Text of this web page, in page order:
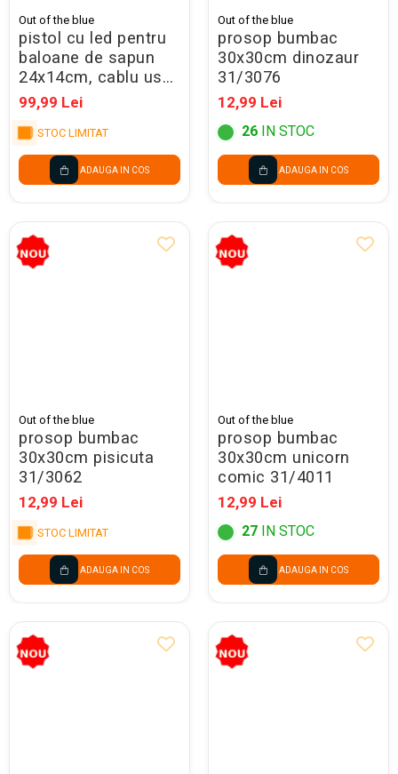
Out of the blue
pistol cu led pentru
baloane de sapun
24x14cm, cablu usb,
bazooka 36/0053
99,99 Lei
STOC LIMITAT
ADAUGA IN COS
Out of the blue
prosop bumbac
30x30cm dinozaur
31/3076
12,99 Lei
26 IN STOC
ADAUGA IN COS
Out of the blue
prosop bumbac
30x30cm pisicuta
31/3062
12,99 Lei
STOC LIMITAT
ADAUGA IN COS
Out of the blue
prosop bumbac
30x30cm unicorn
comic 31/4011
12,99 Lei
27 IN STOC
ADAUGA IN COS